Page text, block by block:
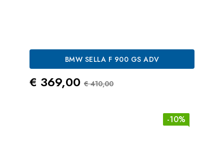
BMW SELLA F 900 GS ADV
Prezzo
€ 369,00 Prezzo Standard
€ 410,00
-10%